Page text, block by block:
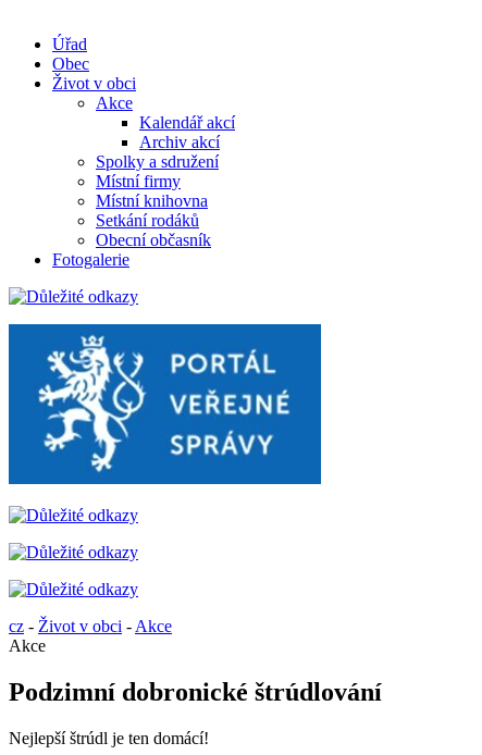
Úřad
Obec
Život v obci
Akce
Kalendář akcí
Archiv akcí
Spolky a sdružení
Místní firmy
Místní knihovna
Setkání rodáků
Obecní občasník
Fotogalerie
cz - Život v obci - Akce
Akce
Podzimní dobronické štrúdlování
Nejlepší štrúdl je ten domácí!